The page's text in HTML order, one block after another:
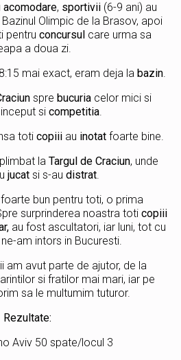
acomodare, sportivii(6-9 ani) au
Olimpic de la Brasov, apoi
pentru concursulcare urma sa
a doua zi.
mai exact, eram deja la bazin.
spre bucuria celor mici si
si competitia.
toti copiiiau inotatfoarte bine.
la Targul de Craciun, unde
jucat si s-au distrat.
foarte bun pentru toti, o prima
surprinderea noastra toti copiii
au fost ascultatori, iar luni, tot cu
am intors in Bucuresti.
am avut parte de ajutor, de la
si fratilor mai mari, iar pe
sa le multumim tuturor.
Rezultate:
Aviv 50 spate/locul 3